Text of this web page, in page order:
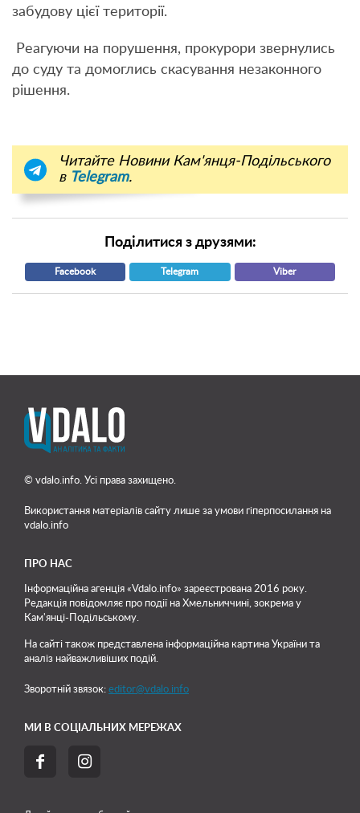
забудову цієї території.
Реагуючи на порушення, прокурори звернулись
до суду та домоглись скасування незаконного
рішення.
Читайте Новини Кам'янця-Подільського
в Telegram.
Поділитися з друзями:
Facebook Telegram Viber
© vdalo.info. Усі права захищено.
Використання матеріалів сайту лише за умови гіперпосилання на
vdalo.info
ПРО НАС
Інформаційна агенція «Vdalo.info» зареєстрована 2016 року.
Редакція повідомляє про події на Хмельниччині, зокрема у
Кам'янці-Подільському.
На сайті також представлена інформаційна картина України та
аналіз найважливіших подій.
Зворотній звязок: editor@vdalo.info
МИ В СОЦІАЛЬНИХ МЕРЕЖАХ
 